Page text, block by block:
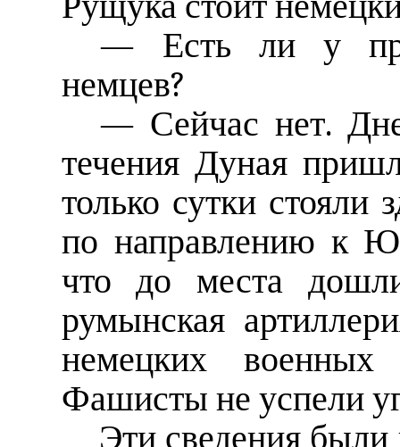
— Есть ли у
немцев?
— Сейчас нет.
течения Дуная
только сутки стояли
по направлению к
что до места
румынская
немецких военных
Фашисты не успели
Эти сведения